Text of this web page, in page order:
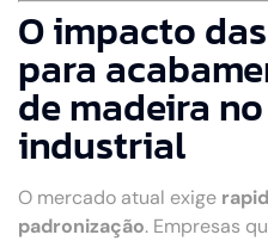
O impacto
para
de madeira
industrial
O mercado atual exige
padronização. Empresas